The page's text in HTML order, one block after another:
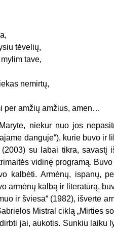
tėvelių,
tave,
nemirtų,
per amžių amžius, amen…
niekur nuo jos
danguje“), kurie buvo ir
(2003) su labai tikra, savastį
vidinę programą.
kalbėti. Armėnų, ispanų,
armėnų kalbą ir literatūrą,
ir šviesa“ (1982), išvertė
Mistral ciklą „Mirties
jai, aukotis. Sunkiu laiku